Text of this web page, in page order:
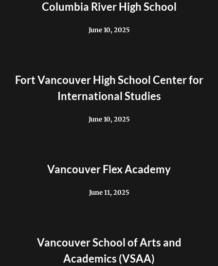
Columbia River High School
June 10, 2025
Fort Vancouver High School Center for
International Studies
June 10, 2025
Vancouver Flex Academy
June 11, 2025
Vancouver School of Arts and
Academics (VSAA)